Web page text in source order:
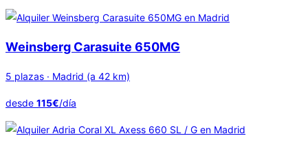
Weinsberg Carasuite 650MG
5 plazas · Madrid (a 42 km)
desde 115€/día